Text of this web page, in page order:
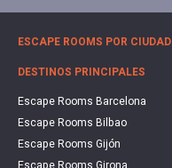
ESCAPE ROOMS POR CIUDAD
DESTINOS PRINCIPALES
Escape Rooms Barcelona
Escape Rooms Bilbao
Escape Rooms Gijón